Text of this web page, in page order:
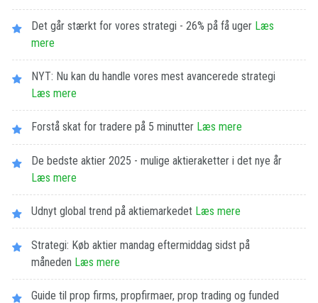
Det går stærkt for vores strategi - 26% på få uger Læs
mere
NYT: Nu kan du handle vores mest avancerede strategi
Læs mere
Forstå skat for tradere på 5 minutter Læs mere
De bedste aktier 2025 - mulige aktieraketter i det nye år
Læs mere
Udnyt global trend på aktiemarkedet Læs mere
Strategi: Køb aktier mandag eftermiddag sidst på
måneden Læs mere
Guide til prop firms, propfirmaer, prop trading og funded